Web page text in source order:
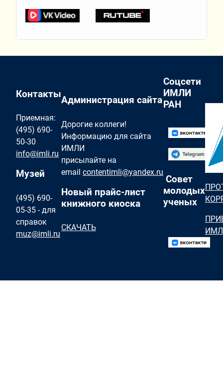
Контакты
Приемная:
(495) 690-
50-30
info@imli.ru
Музей
(495) 690-
05-35 - для
справок
muz@imli.ru
Администрация сайта
Дорогие коллеги!
Информацию для сайта
ИМЛИ
присылайте на
email contentimli@yandex.ru
Новый прайс-лист
книжного киоска
СКАЧАТЬ
Соцсети
ИМЛИ
РАН
Совет
молодых
ученых